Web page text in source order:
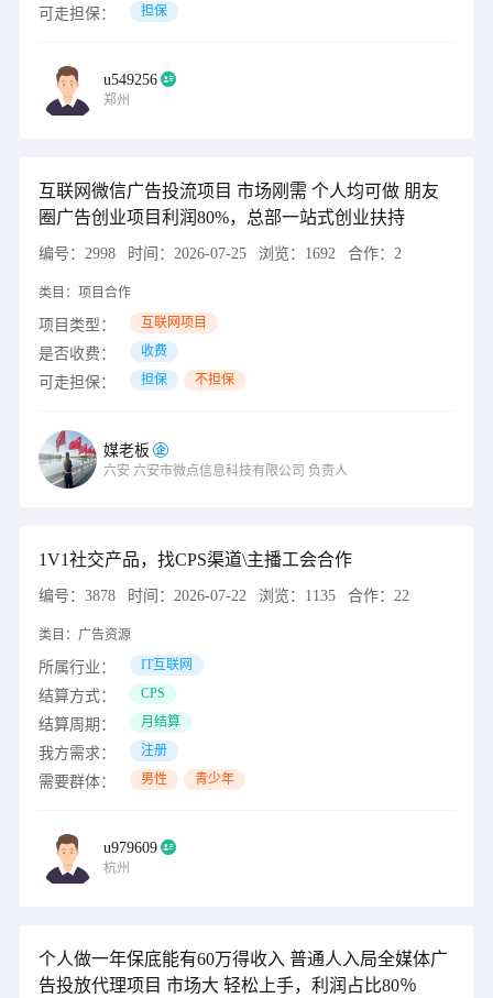
可走担保： 担保
u549256
郑州
互联网微信广告投流项目 市场刚需 个人均可做 朋友
圈广告创业项目利润80%，总部一站式创业扶持
编号： 2998 时间： 2026-07-25 浏览： 1692 合作： 2
类目： 项目合作
项目类型： 互联网项目
是否收费： 收费
可走担保： 担保 不担保
媒老板
六安 六安市微点信息科技有限公司 负责人
1V1社交产品，找CPS渠道\主播工会合作
编号： 3878 时间： 2026-07-22 浏览： 1135 合作： 22
类目： 广告资源
所属行业： IT互联网
结算方式： CPS
结算周期： 月结算
我方需求： 注册
需要群体： 男性 青少年
u979609
杭州
个人做一年保底能有60万得收入 普通人入局全媒体广
告投放代理项目 市场大 轻松上手，利润占比80％